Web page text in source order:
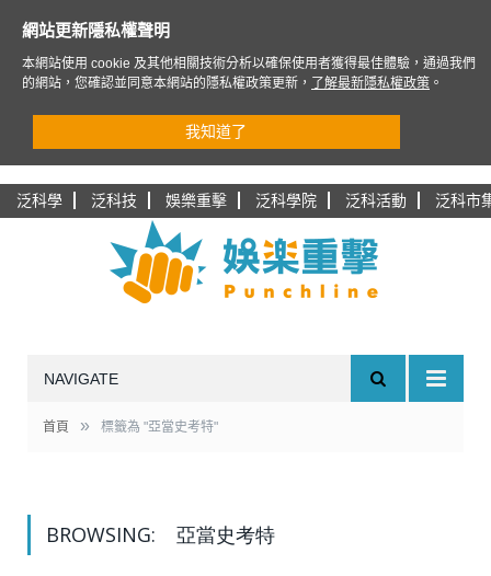
泛科學 泛科技 娛樂重擊 泛科學院 泛科活動 泛科市
NAVIGATE
首頁 » 標籤為 "亞當史考特"
BROWSING: 亞當史考特
網站更新隱私權聲明
本網站使用 cookie 及其他相關技術分析以確保使用者獲得最佳體驗，通過我們
的網站，您確認並同意本網站的隱私權政策更新，
了解最新隱私權政策 。
我知道了